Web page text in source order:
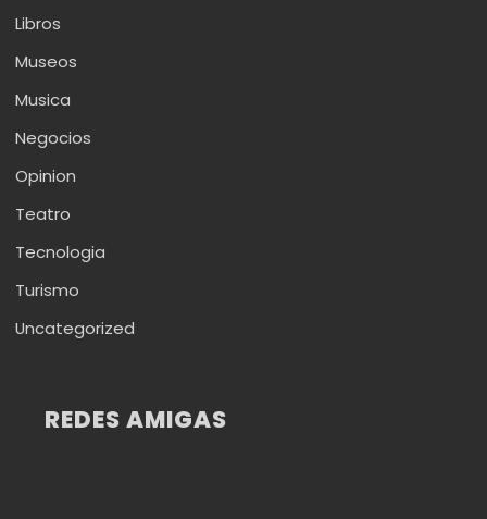
Libros
Museos
Musica
Negocios
Opinion
Teatro
Tecnologia
Turismo
Uncategorized
REDES AMIGAS